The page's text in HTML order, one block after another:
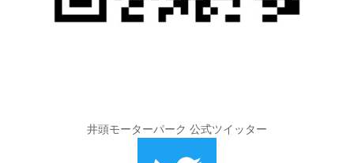
井頭モーターパーク 公式ツイッター